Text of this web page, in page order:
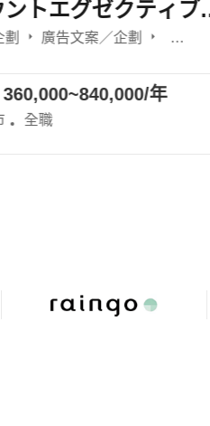
空調工程師 機電技師／工程師
台幣 420,000~/年
新北市